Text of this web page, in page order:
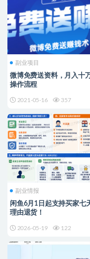
副业项目
微博免费送资料，月入十
操作流程
2021-05-16 357
副业情报
闲鱼6月1日起支持买家七
理由退货！
2026-05-19 122